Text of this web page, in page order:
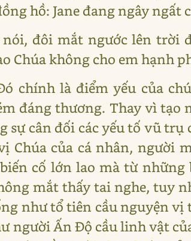
hồ: Jane đang ngây ngất
nói, đôi mắt ngước lên
Chúa không cho em hạnh
chính là điểm yếu của
đáng thương. Thay vì tạo
sự cân đối các yếu tố vũ
của cá nhân, người
cố lớn lao mà từ những
mắt thấy tai nghe, tuy
như tổ tiên cầu nguyện
người Ấn Độ cầu linh vật